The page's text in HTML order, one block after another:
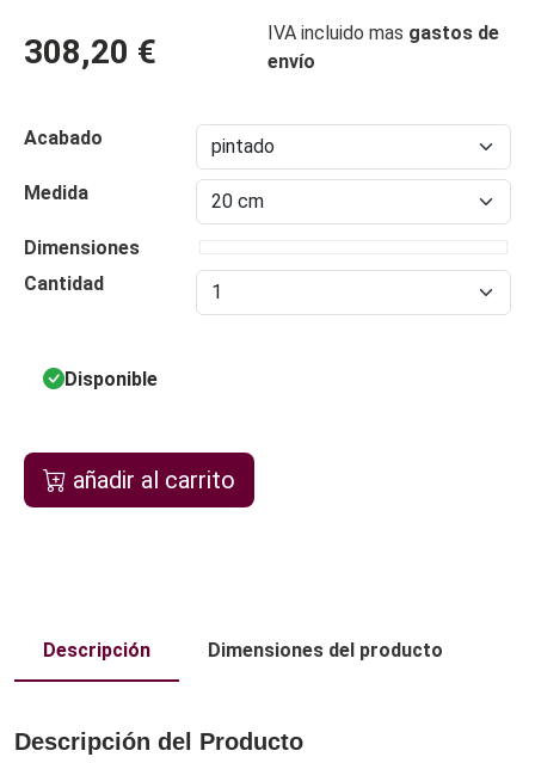
308,20 € IVA incluido mas gastos de
envío
Acabado
Medida
Dimensiones
Cantidad
Disponible
añadir al carrito
Descripción Dimensiones del producto
Descripción del Producto